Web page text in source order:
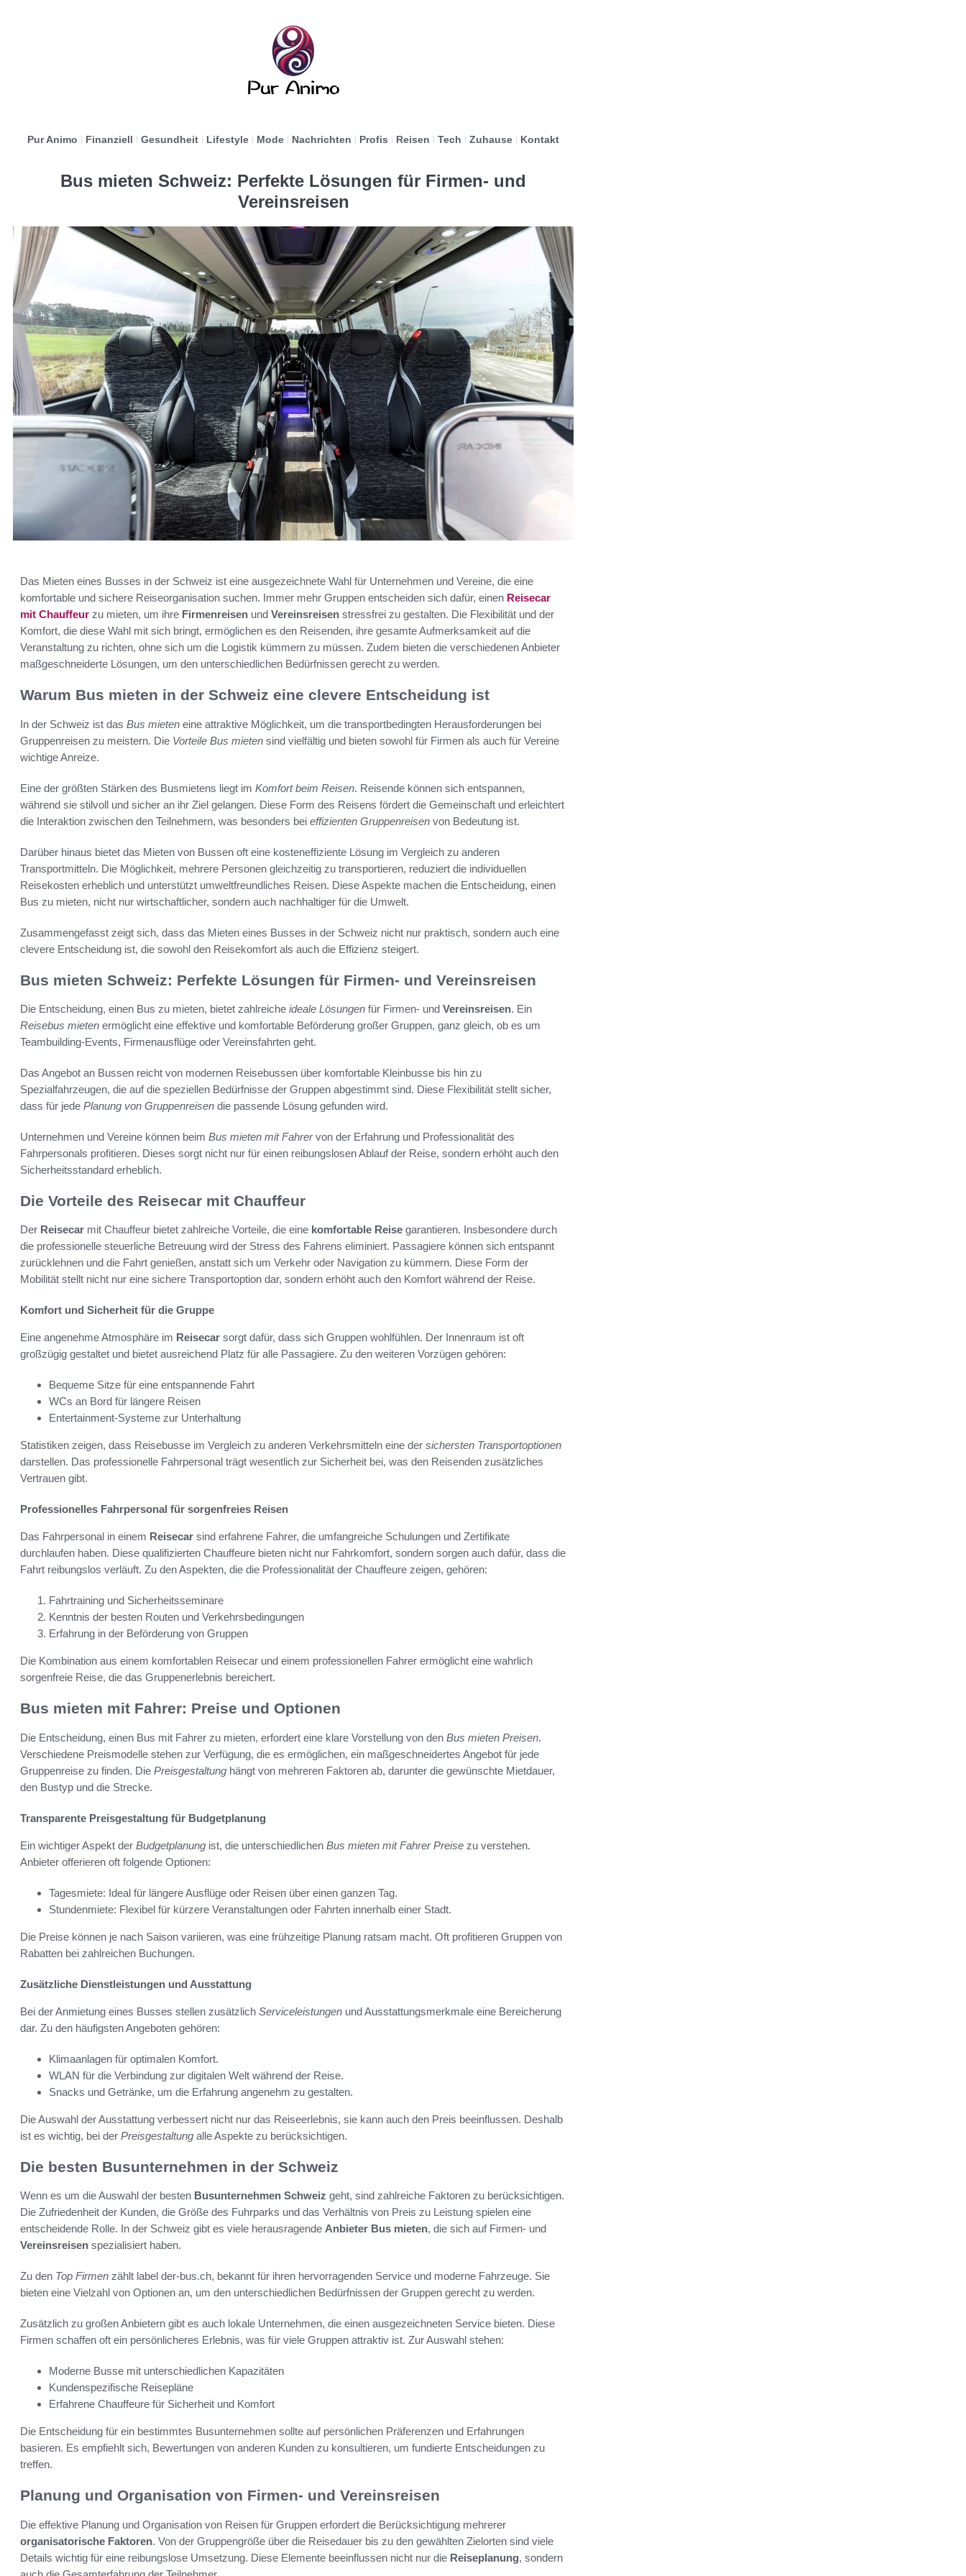
Pur Animo Finanziell Gesundheit Lifestyle Mode Nachrichten Profis Reisen Tech Zuhause Kontakt
Bus mieten Schweiz: Perfekte Lösungen für Firmen- und
Vereinsreisen
Das Mieten eines Busses in der Schweiz ist eine ausgezeichnete Wahl für Unternehmen und Vereine, die eine
komfortable und sichere Reiseorganisation suchen. Immer mehr Gruppen entscheiden sich dafür, einen Reisecar
mit Chauffeur zu mieten, um ihre Firmenreisen und Vereinsreisen stressfrei zu gestalten. Die Flexibilität und der
Komfort, die diese Wahl mit sich bringt, ermöglichen es den Reisenden, ihre gesamte Aufmerksamkeit auf die
Veranstaltung zu richten, ohne sich um die Logistik kümmern zu müssen. Zudem bieten die verschiedenen Anbieter
maßgeschneiderte Lösungen, um den unterschiedlichen Bedürfnissen gerecht zu werden.
Warum Bus mieten in der Schweiz eine clevere Entscheidung ist
In der Schweiz ist das Bus mieten eine attraktive Möglichkeit, um die transportbedingten Herausforderungen bei
Gruppenreisen zu meistern. Die Vorteile Bus mieten sind vielfältig und bieten sowohl für Firmen als auch für Vereine
wichtige Anreize.
Eine der größten Stärken des Busmietens liegt im Komfort beim Reisen. Reisende können sich entspannen,
während sie stilvoll und sicher an ihr Ziel gelangen. Diese Form des Reisens fördert die Gemeinschaft und erleichtert
die Interaktion zwischen den Teilnehmern, was besonders bei effizienten Gruppenreisen von Bedeutung ist.
Darüber hinaus bietet das Mieten von Bussen oft eine kosteneffiziente Lösung im Vergleich zu anderen
Transportmitteln. Die Möglichkeit, mehrere Personen gleichzeitig zu transportieren, reduziert die individuellen
Reisekosten erheblich und unterstützt umweltfreundliches Reisen. Diese Aspekte machen die Entscheidung, einen
Bus zu mieten, nicht nur wirtschaftlicher, sondern auch nachhaltiger für die Umwelt.
Zusammengefasst zeigt sich, dass das Mieten eines Busses in der Schweiz nicht nur praktisch, sondern auch eine
clevere Entscheidung ist, die sowohl den Reisekomfort als auch die Effizienz steigert.
Bus mieten Schweiz: Perfekte Lösungen für Firmen- und Vereinsreisen
Die Entscheidung, einen Bus zu mieten, bietet zahlreiche ideale Lösungen für Firmen- und Vereinsreisen. Ein
Reisebus mieten ermöglicht eine effektive und komfortable Beförderung großer Gruppen, ganz gleich, ob es um
Teambuilding-Events, Firmenausflüge oder Vereinsfahrten geht.
Das Angebot an Bussen reicht von modernen Reisebussen über komfortable Kleinbusse bis hin zu
Spezialfahrzeugen, die auf die speziellen Bedürfnisse der Gruppen abgestimmt sind. Diese Flexibilität stellt sicher,
dass für jede Planung von Gruppenreisen die passende Lösung gefunden wird.
Unternehmen und Vereine können beim Bus mieten mit Fahrervon der Erfahrung und Professionalität des
Fahrpersonals profitieren. Dieses sorgt nicht nur für einen reibungslosen Ablauf der Reise, sondern erhöht auch den
Sicherheitsstandard erheblich.
Die Vorteile des Reisecar mit Chauffeur
Der Reisecar mit Chauffeur bietet zahlreiche Vorteile, die eine komfortable Reise garantieren. Insbesondere durch
die professionelle steuerliche Betreuung wird der Stress des Fahrens eliminiert. Passagiere können sich entspannt
zurücklehnen und die Fahrt genießen, anstatt sich um Verkehr oder Navigation zu kümmern. Diese Form der
Mobilität stellt nicht nur eine sichere Transportoption dar, sondern erhöht auch den Komfort während der Reise.
Komfort und Sicherheit für die Gruppe
Eine angenehme Atmosphäre im Reisecar sorgt dafür, dass sich Gruppen wohlfühlen. Der Innenraum ist oft
großzügig gestaltet und bietet ausreichend Platz für alle Passagiere. Zu den weiteren Vorzügen gehören:
Bequeme Sitze für eine entspannende Fahrt
WCs an Bord für längere Reisen
Entertainment-Systeme zur Unterhaltung
Statistiken zeigen, dass Reisebusse im Vergleich zu anderen Verkehrsmitteln eine der sichersten Transportoptionen
darstellen. Das professionelle Fahrpersonal trägt wesentlich zur Sicherheit bei, was den Reisenden zusätzliches
Vertrauen gibt.
Professionelles Fahrpersonal für sorgenfreies Reisen
Das Fahrpersonal in einem Reisecar sind erfahrene Fahrer, die umfangreiche Schulungen und Zertifikate
durchlaufen haben. Diese qualifizierten Chauffeure bieten nicht nur Fahrkomfort, sondern sorgen auch dafür, dass die
Fahrt reibungslos verläuft. Zu den Aspekten, die die Professionalität der Chauffeure zeigen, gehören:
Fahrtraining und Sicherheitsseminare
Kenntnis der besten Routen und Verkehrsbedingungen
Erfahrung in der Beförderung von Gruppen
Die Kombination aus einem komfortablen Reisecar und einem professionellen Fahrer ermöglicht eine wahrlich
sorgenfreie Reise, die das Gruppenerlebnis bereichert.
Bus mieten mit Fahrer: Preise und Optionen
Die Entscheidung, einen Bus mit Fahrer zu mieten, erfordert eine klare Vorstellung von den Bus mieten Preisen.
Verschiedene Preismodelle stehen zur Verfügung, die es ermöglichen, ein maßgeschneidertes Angebot für jede
Gruppenreise zu finden. Die Preisgestaltung hängt von mehreren Faktoren ab, darunter die gewünschte Mietdauer,
den Bustyp und die Strecke.
Transparente Preisgestaltung für Budgetplanung
Ein wichtiger Aspekt der Budgetplanung ist, die unterschiedlichen Bus mieten mit Fahrer Preise zu verstehen.
Anbieter offerieren oft folgende Optionen:
Tagesmiete: Ideal für längere Ausflüge oder Reisen über einen ganzen Tag.
Stundenmiete: Flexibel für kürzere Veranstaltungen oder Fahrten innerhalb einer Stadt.
Die Preise können je nach Saison variieren, was eine frühzeitige Planung ratsam macht. Oft profitieren Gruppen von
Rabatten bei zahlreichen Buchungen.
Zusätzliche Dienstleistungen und Ausstattung
Bei der Anmietung eines Busses stellen zusätzlich Serviceleistungen und Ausstattungsmerkmale eine Bereicherung
dar. Zu den häufigsten Angeboten gehören:
Klimaanlagen für optimalen Komfort.
WLAN für die Verbindung zur digitalen Welt während der Reise.
Snacks und Getränke, um die Erfahrung angenehm zu gestalten.
Die Auswahl der Ausstattung verbessert nicht nur das Reiseerlebnis, sie kann auch den Preis beeinflussen. Deshalb
ist es wichtig, bei der Preisgestaltung alle Aspekte zu berücksichtigen.
Die besten Busunternehmen in der Schweiz
Wenn es um die Auswahl der besten Busunternehmen Schweiz geht, sind zahlreiche Faktoren zu berücksichtigen.
Die Zufriedenheit der Kunden, die Größe des Fuhrparks und das Verhältnis von Preis zu Leistung spielen eine
entscheidende Rolle. In der Schweiz gibt es viele herausragende Anbieter Bus mieten, die sich auf Firmen- und
Vereinsreisen spezialisiert haben.
Zu den Top Firmen zählt label der-bus.ch, bekannt für ihren hervorragenden Service und moderne Fahrzeuge. Sie
bieten eine Vielzahl von Optionen an, um den unterschiedlichen Bedürfnissen der Gruppen gerecht zu werden.
Zusätzlich zu großen Anbietern gibt es auch lokale Unternehmen, die einen ausgezeichneten Service bieten. Diese
Firmen schaffen oft ein persönlicheres Erlebnis, was für viele Gruppen attraktiv ist. Zur Auswahl stehen:
Moderne Busse mit unterschiedlichen Kapazitäten
Kundenspezifische Reisepläne
Erfahrene Chauffeure für Sicherheit und Komfort
Die Entscheidung für ein bestimmtes Busunternehmen sollte auf persönlichen Präferenzen und Erfahrungen
basieren. Es empfiehlt sich, Bewertungen von anderen Kunden zu konsultieren, um fundierte Entscheidungen zu
treffen.
Planung und Organisation von Firmen- und Vereinsreisen
Die effektive Planung und Organisation von Reisen für Gruppen erfordert die Berücksichtigung mehrerer
organisatorische Faktoren. Von der Gruppengröße über die Reisedauer bis zu den gewählten Zielorten sind viele
Details wichtig für eine reibungslose Umsetzung. Diese Elemente beeinflussen nicht nur die Reiseplanung, sondern